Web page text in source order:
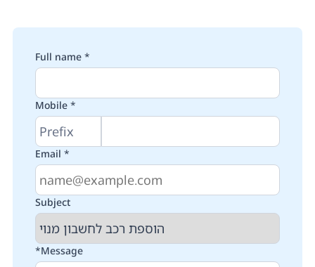
Full name *
Mobile *
Email *
Subject
*Message